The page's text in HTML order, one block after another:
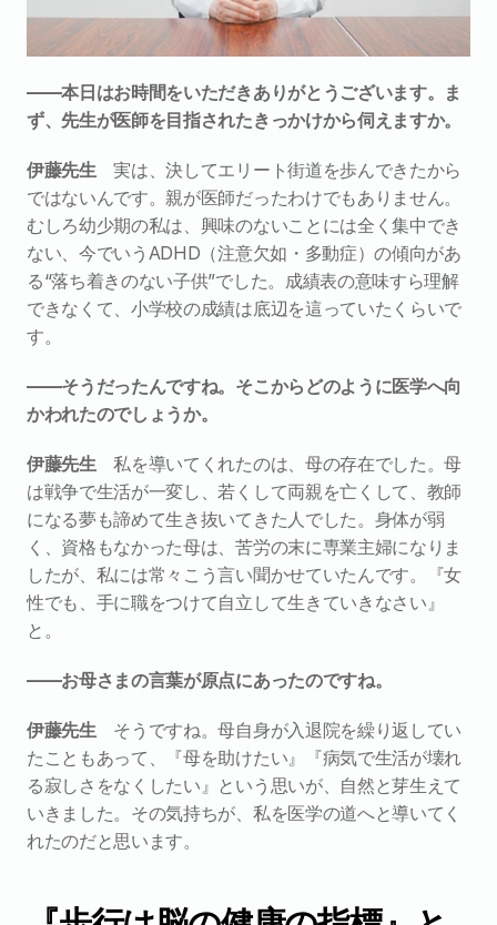
――本日はお時間をいただきありがとうございます。ま
ず、先生が医師を目指されたきっかけから伺えますか。
伊藤先生 実は、決してエリート街道を歩んできたから
ではないんです。親が医師だったわけでもありません。
むしろ幼少期の私は、興味のないことには全く集中でき
ない、今でいうADHD（注意欠如・多動症）の傾向があ
る“落ち着きのない子供”でした。成績表の意味すら理解
できなくて、小学校の成績は底辺を這っていたくらいで
す。
――そうだったんですね。そこからどのように医学へ向
かわれたのでしょうか。
伊藤先生 私を導いてくれたのは、母の存在でした。母
は戦争で生活が一変し、若くして両親を亡くして、教師
になる夢も諦めて生き抜いてきた人でした。身体が弱
く、資格もなかった母は、苦労の末に専業主婦になりま
したが、私には常々こう言い聞かせていたんです。『女
性でも、手に職をつけて自立して生きていきなさい』
と。
――お母さまの言葉が原点にあったのですね。
伊藤先生 そうですね。母自身が入退院を繰り返してい
たこともあって、『母を助けたい』『病気で生活が壊れ
る寂しさをなくしたい』という思いが、自然と芽生えて
いきました。その気持ちが、私を医学の道へと導いてく
れたのだと思います。